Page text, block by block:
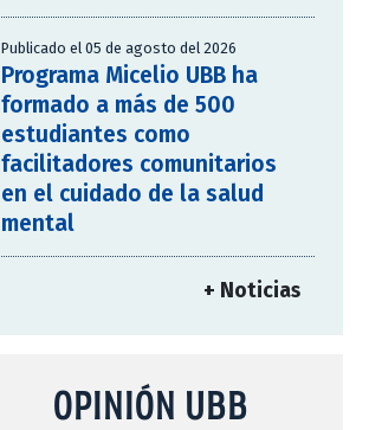
Publicado el 05 de agosto del 2026
Programa Micelio UBB ha
formado a más de 500
estudiantes como
facilitadores comunitarios
en el cuidado de la salud
mental
+ Noticias
OPINIÓN UBB